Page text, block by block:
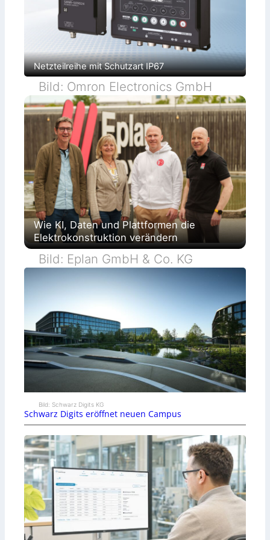
Netzteilreihe mit Schutzart IP67
Bild: Omron Electronics GmbH
Wie KI, Daten und Plattformen die
Elektrokonstruktion verändern
Bild: Eplan GmbH & Co. KG
Bild: Schwarz Digits KG
Schwarz Digits eröffnet neuen Campus